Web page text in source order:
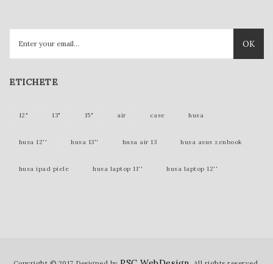
OK
ETICHETE
12" 13" 15" air case husa
husa 12'' husa 13'' husa air 13 husa asus zenbook
husa ipad piele husa laptop 11'' husa laptop 12''